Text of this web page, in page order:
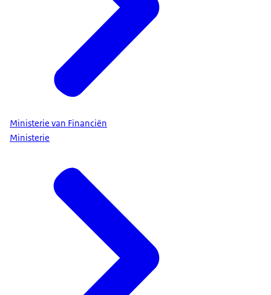
Ministerie van Financiën
Ministerie